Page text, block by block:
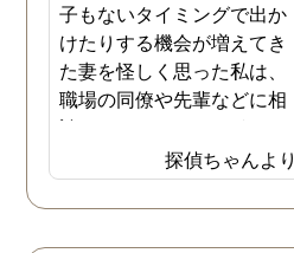
子もないタイミングで出か
けたりする機会が増えてき
た妻を怪しく思った私は、
職場の同僚や先輩などに相
談していました。 そういっ
た相談の回答の一つに調査
を依頼することを勧めら
れ、私は一度相談してみま
探偵ちゃんより